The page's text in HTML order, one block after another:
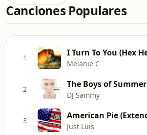
Canciones Populares
1
Melanie C
2 The Boys of Summer
DJ Sammy
3
Just Luis